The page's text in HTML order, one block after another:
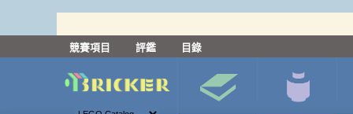
競賽項目
評鑑 目錄